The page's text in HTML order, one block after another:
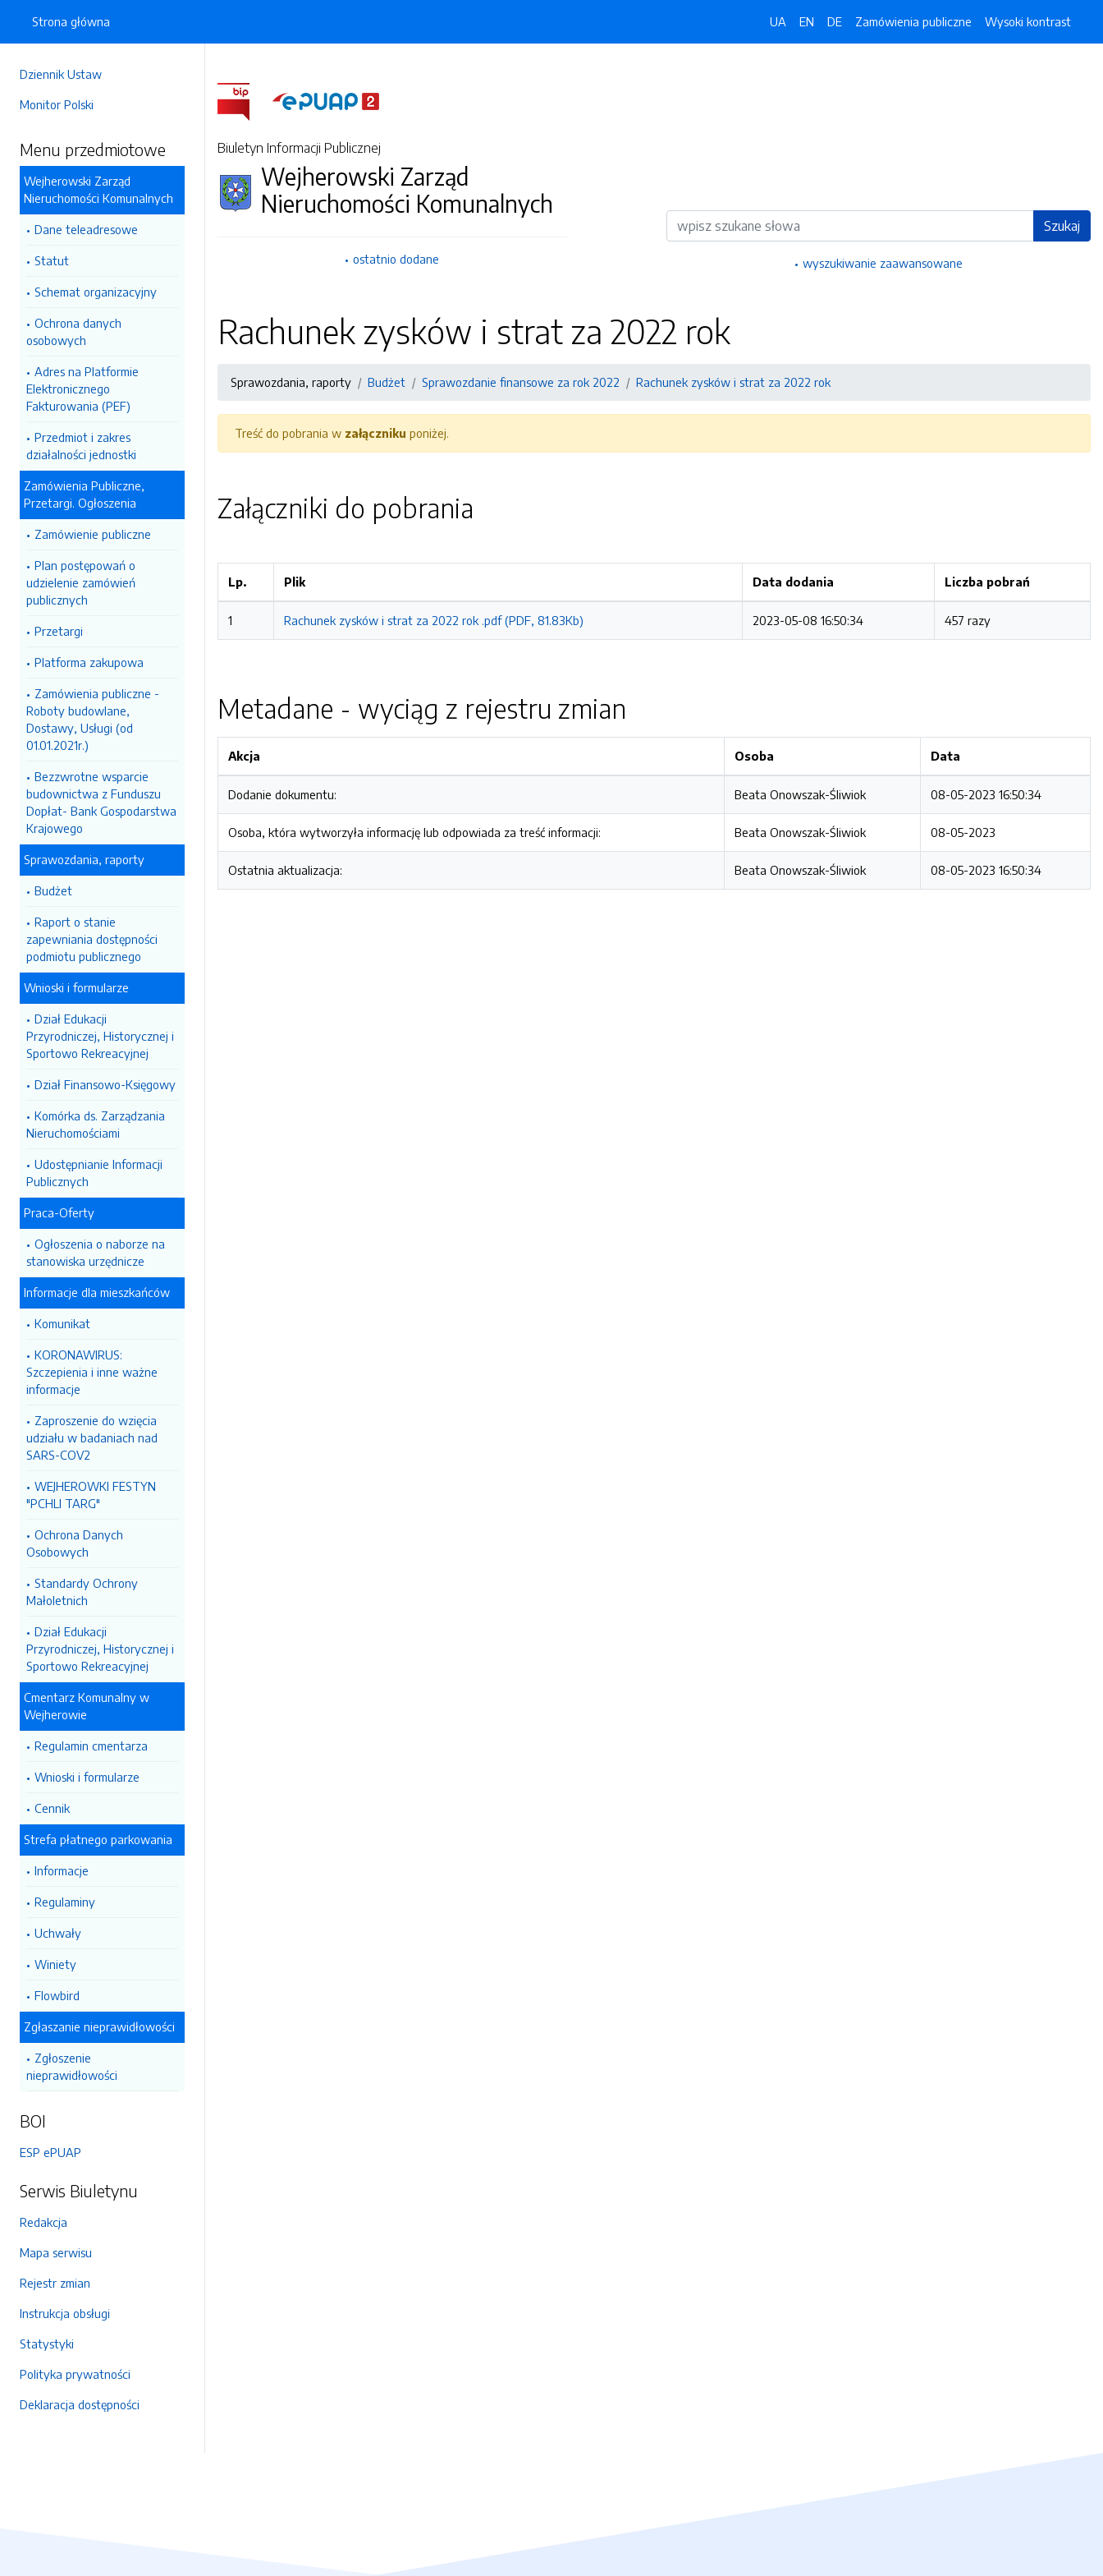
Dziennik Ustaw
Monitor Polski
Menu przedmiotowe
Wejherowski Zarząd
Nieruchomości Komunalnych
Dane teleadresowe
Statut
Schemat organizacyjny
Ochrona danych
osobowych
Adres na Platformie
Elektronicznego
Fakturowania (PEF)
Przedmiot i zakres
działalności jednostki
Zamówienia Publiczne,
Przetargi. Ogłoszenia
Zamówienie publiczne
Plan postępowań o
udzielenie zamówień
publicznych
Przetargi
Platforma zakupowa
Zamówienia publiczne -
Roboty budowlane,
Dostawy, Usługi (od
01.01.2021r.)
Bezzwrotne wsparcie
budownictwa z Funduszu
Dopłat- Bank Gospodarstwa
Krajowego
Sprawozdania, raporty
Budżet
Raport o stanie
zapewniania dostępności
podmiotu publicznego
Wnioski i formularze
Dział Edukacji
Przyrodniczej, Historycznej i
Sportowo Rekreacyjnej
Dział Finansowo-Księgowy
Komórka ds. Zarządzania
Nieruchomościami
Udostępnianie Informacji
Publicznych
Praca-Oferty
Ogłoszenia o naborze na
stanowiska urzędnicze
Informacje dla mieszkańców
Komunikat
KORONAWIRUS:
Szczepienia i inne ważne
informacje
Zaproszenie do wzięcia
udziału w badaniach nad
SARS-COV2
WEJHEROWKI FESTYN
"PCHLI TARG"
Ochrona Danych
Osobowych
Standardy Ochrony
Małoletnich
Dział Edukacji
Przyrodniczej, Historycznej i
Sportowo Rekreacyjnej
Cmentarz Komunalny w
Wejherowie
Regulamin cmentarza
Wnioski i formularze
Cennik
Strefa płatnego parkowania
Informacje
Regulaminy
Uchwały
Winiety
Flowbird
Zgłaszanie nieprawidłowości
Zgłoszenie
nieprawidłowości
BOI
ESP ePUAP
Serwis Biuletynu
Redakcja
Mapa serwisu
Rejestr zmian
Instrukcja obsługi
Statystyki
Polityka prywatności
Deklaracja dostępności
Strona główna UA EN DE Zamówienia publiczne Wysoki kontrast
Biuletyn Informacji Publicznej
Wejherowski Zarząd
Nieruchomości Komunalnych
ostatnio dodane
Wyszukiwarka Szukaj
wyszukiwanie zaawansowane
Rachunek zysków i strat za 2022 rok
Sprawozdania, raporty Budżet Sprawozdanie finansowe za rok 2022 Rachunek zysków i strat za 2022 rok
Treść do pobrania w załączniku poniżej.
Załączniki do pobrania
Lp. Plik Data dodania Liczba pobrań
1 Rachunek zysków i strat za 2022 rok .pdf (PDF, 81.83Kb) 2023-05-08 16:50:34 457 razy
Metadane - wyciąg z rejestru zmian
Akcja Osoba Data
Dodanie dokumentu: Beata Onowszak-Śliwiok 08-05-2023 16:50:34
Osoba, która wytworzyła informację lub odpowiada za treść informacji: Beata Onowszak-Śliwiok 08-05-2023
Ostatnia aktualizacja: Beata Onowszak-Śliwiok 08-05-2023 16:50:34